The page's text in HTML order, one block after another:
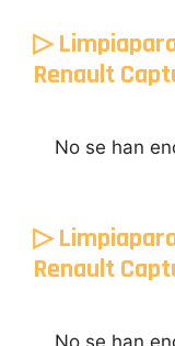
▷
Renault
No se han
▷
Renault
No se han